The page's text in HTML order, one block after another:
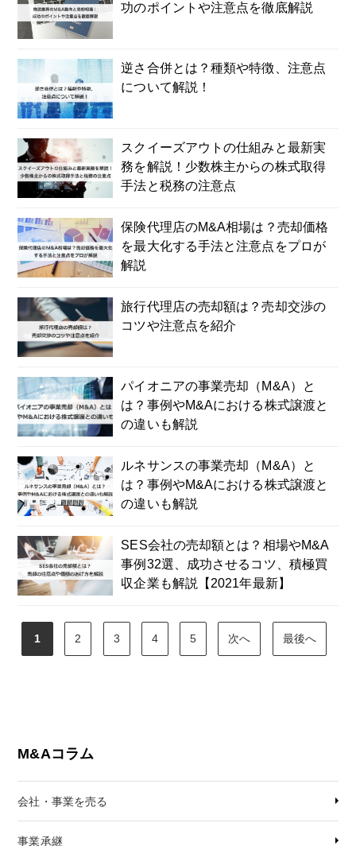
功のポイントや注意点を徹底解説
逆さ合併とは？種類や特徴、注意点
について解説！
スクイーズアウトの仕組みと最新実
務を解説！少数株主からの株式取得
手法と税務の注意点
保険代理店のM&A相場は？売却価格
を最大化する手法と注意点をプロが
解説
旅行代理店の売却額は？売却交渉の
コツや注意点を紹介
パイオニアの事業売却（M&A）と
は？事例やM&Aにおける株式譲渡と
の違いも解説
ルネサンスの事業売却（M&A）と
は？事例やM&Aにおける株式譲渡と
の違いも解説
SES会社の売却額とは？相場やM&A
事例32選、成功させるコツ、積極買
収企業も解説【2021年最新】
1 2 3 4 5 次へ 最後へ
M&Aコラム
会社・事業を売る
事業承継